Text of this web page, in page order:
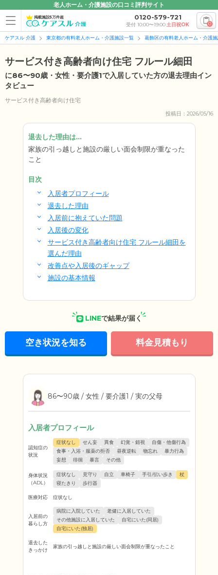
老人ホーム・介護施設の口コミ評判サイト
掲載施設5万件超 0120-579-721
受付 10:00〜19:00土日祝OK 0
ケアスル 介護 東京都の有料老人ホーム・介護施設一覧 葛飾区の有料老人ホーム・介護
サービス付き高齢者向け住宅 フルール細田
に86〜90歳・女性・要介護1で入居していた方の退去理由イン
タビュー
サービス付き高齢者向け住宅
投稿日：2026/05/16
退去した理由は...
家族の引っ越しと施設の厳しい面会制限が重なった
こと
目次
入居者プロフィール
退去した理由
入居前に抱えていた問題
入居後の変化
サービス付き高齢者向け住宅 フルール細田を
選んだ理由
改善点や入居後のギャップ
施設の基本情報
LINEで結果が届く
空き状況を知る 料金見積もり
86〜90歳 / 女性 / 要介護1 / 実の父母
入居者プロフィール
認知症の
状況
症状なし せん妄 異食 幻覚・錯視
自傷・他傷行為
食事・入浴・服薬の拒否
昼夜逆転 物忘れ
暴力行為
妄想
徘徊 暴言 その他
身体状況
（ADL）
症状なし 見守り 自立 車椅子 手引/伝い歩き
杖
寝たきり
歩行器
医療対応 症状なし
入居前の
暮らし方
病院に入院していた
老健に入居していた
その他施設に入居していた
自宅にいた(同居)
自宅にいた(独居)
退去した
きっかけ
家族の引っ越しと施設の厳しい面会制限が重なったこと